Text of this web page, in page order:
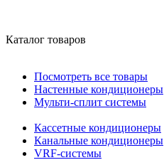
Каталог товаров
Посмотреть все товары
Настенные кондиционеры
Мульти-сплит системы
Кассетные кондиционеры
Канальные кондиционеры
VRF-системы